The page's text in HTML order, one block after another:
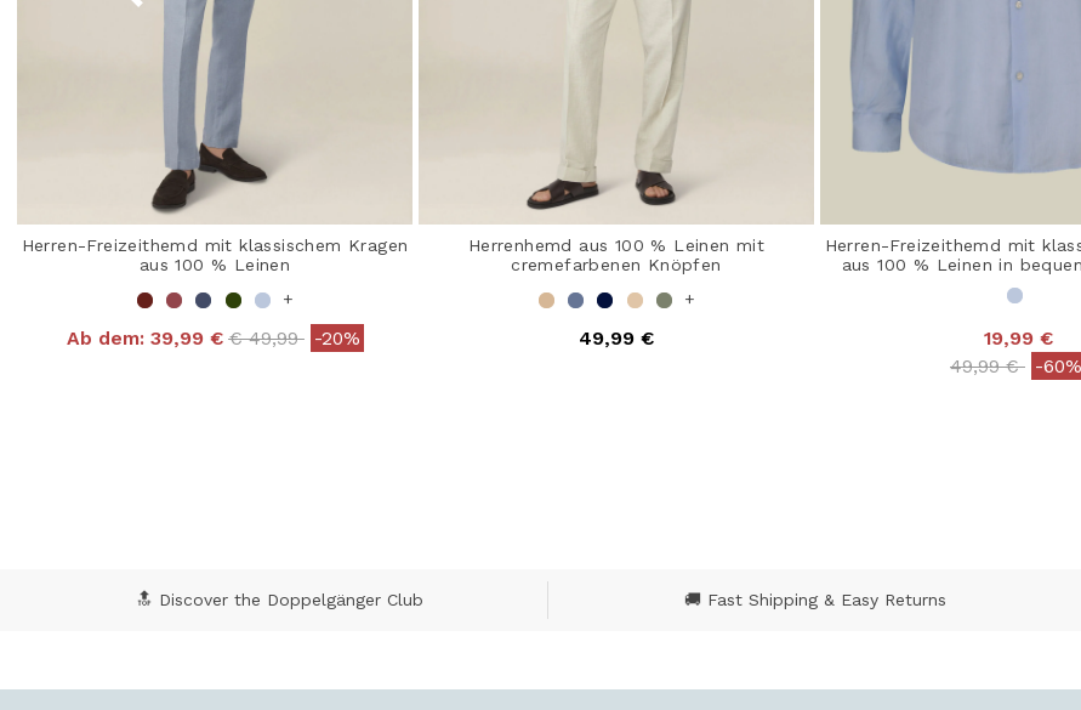
Herren-Freizeithemd mit klassischem Kragen
aus 100 % Leinen
+
Ab dem: 39,99 € Price reduced from
€ 49,99to-20%
Herrenhemd aus 100 % Leinen mit
cremefarbenen Knöpfen
+
49,99 €
Herren-Freizeithemd mit
aus 100 % Leinen in
19,99 €
Price reduced
49,99 €to-60%
🔝 Discover the Doppelgänger Club 🚚 Fast Shipping & Easy Returns